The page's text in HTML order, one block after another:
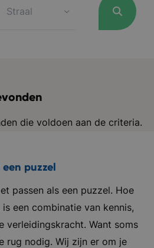
die voldoen aan de criteria.
puzzel
passen als een puzzel. Hoe
een combinatie van kennis,
verleidingskracht. Want soms
rug nodig. Wij zijn er om je